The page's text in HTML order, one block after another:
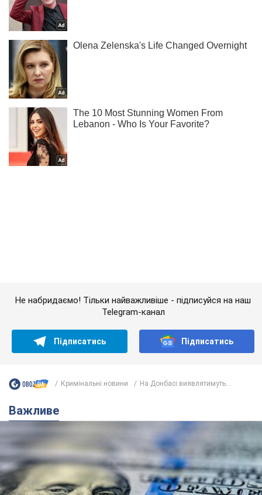
Важливе
Банки "готуються" до нового курсу долара:
українцям розповіли, чого очікувати
найближчими днями